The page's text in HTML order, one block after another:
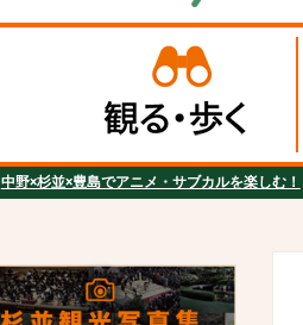
中野×杉並×豊島でアニメ・サブカルを楽しむ！